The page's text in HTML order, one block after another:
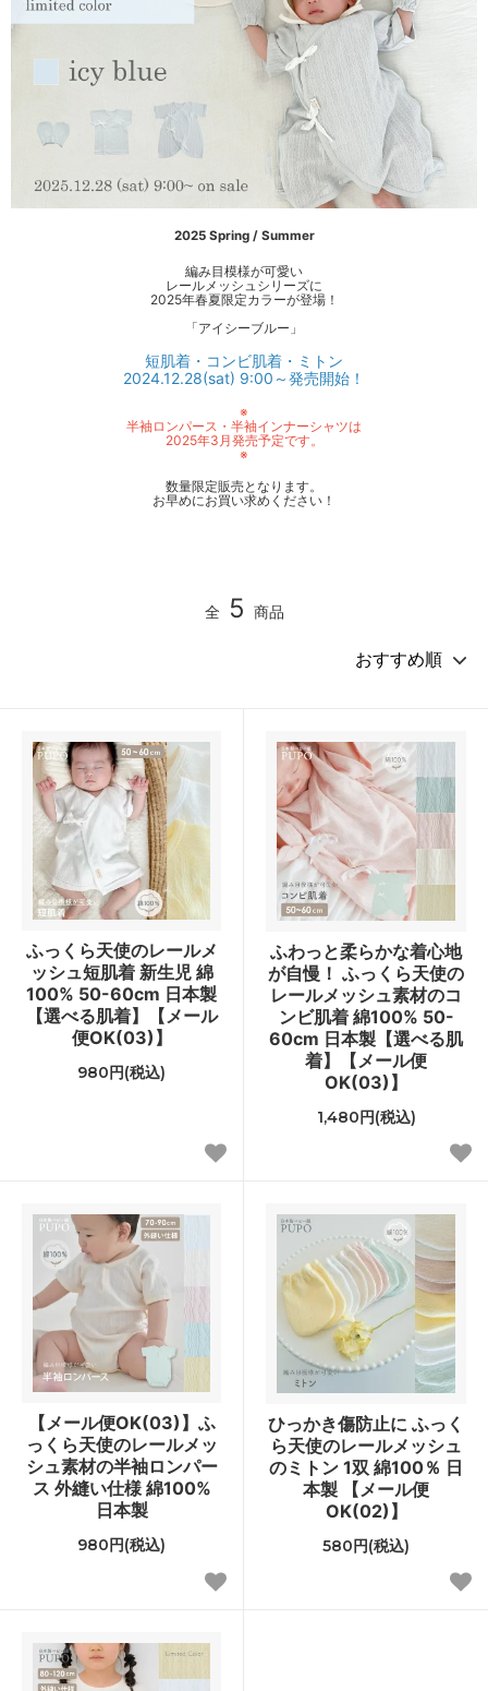
2025 Spring / Summer
編み目模様が可愛い
レールメッシュシリーズに
2025年春夏限定カラーが登場！
「アイシーブルー」
短肌着・コンビ肌着・ミトン
2024.12.28(sat) 9:00～発売開始！
※
半袖ロンパース・半袖インナーシャツは
2025年3月発売予定です。
※
数量限定販売となります。
お早めにお買い求めください！
全 5 商品
ふっくら天使のレールメ
ッシュ短肌着 新生児 綿
100% 50-60cm 日本製
【選べる肌着】【メール
便OK(03)】
980円(税込)
ふわっと柔らかな着心地
が自慢！ ふっくら天使の
レールメッシュ素材のコ
ンビ肌着 綿100% 50-
60cm 日本製【選べる肌
着】【メール便
OK(03)】
1,480円(税込)
【メール便OK(03)】ふ
っくら天使のレールメッ
シュ素材の半袖ロンパー
ス 外縫い仕様 綿100%
日本製
980円(税込)
ひっかき傷防止に ふっく
ら天使のレールメッシュ
のミトン 1双 綿100％ 日
本製 【メール便
OK(02)】
580円(税込)